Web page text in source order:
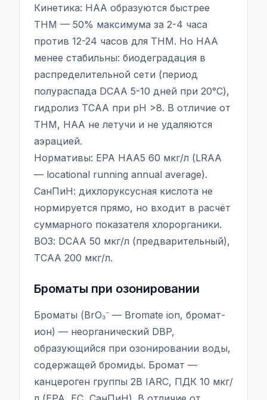
Кинетика: HAA образуются быстрее
THM — 50% максимума за 2-4 часа
против 12-24 часов для THM. Но HAA
менее стабильны: биодеградация в
распределительной сети (период
полураспада DCAA 5-10 дней при 20°C),
гидролиз TCAA при pH >8. В отличие от
THM, HAA не летучи и не удаляются
аэрацией.
Нормативы: EPA HAA5 60 мкг/л (LRAA
— locational running annual average).
СанПиН: дихлоруксусная кислота не
нормируется прямо, но входит в расчёт
суммарного показателя хлорорганики.
ВОЗ: DCAA 50 мкг/л (предварительный),
TCAA 200 мкг/л.
Броматы при озонировании
Броматы (BrO₃⁻ — Bromate ion, бромат-
ион) — неорганический DBP,
образующийся при озонировании воды,
содержащей бромиды. Бромат —
канцероген группы 2B IARC, ПДК 10 мкг/